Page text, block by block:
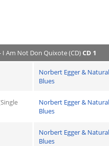
Am Not Don Quixote (CD)CD 1
Norbert Egger & Natural
Blues
Norbert Egger & Natural
Blues
Norbert Egger & Natural
Blues